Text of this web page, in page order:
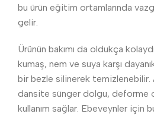
bu ürün eğitim ortamlarında
gelir.
Ürünün bakımı da oldukça
kumaş, nem ve suya karşı
bir bezle silinerek temizlenebilir.
dansite sünger dolgu, deforme
kullanım sağlar. Ebeveynler için